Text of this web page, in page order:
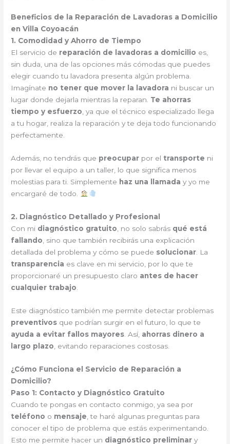
Beneficios de la Reparación de Lavadoras a Domicilio
en Villa Coyoacán
1. Comodidad y Ahorro de Tiempo
El servicio de reparación de lavadoras a domicilio es,
sin duda, una de las opciones más cómodas que puedes
elegir cuando tu lavadora presenta algún problema.
Imagínate no tener que mover la lavadora ni buscar un
lugar donde dejarla mientras la reparan. Te ahorras
tiempo y esfuerzo , ya que el técnico especializado llega
a tu hogar, realiza la reparación y te deja todo funcionando
perfectamente.
Además, no tendrás que preocupar por el transporte ni
por llevar el equipo a un taller, lo que significa menos
molestias para ti. Simplemente haz una llamada y yo me
encargaré de todo.
2. Diagnóstico Detallado y Profesional
Con mi diagnóstico gratuito , no solo sabrás qué está
fallando , sino que también recibirás una explicación
detallada del problema y cómo se puede solucionar . La
transparencia es clave en mi servicio, por lo que te
proporcionaré un presupuesto claro antes de hacer
cualquier trabajo
Este diagnóstico también me permite detectar problemas
preventivos que podrían surgir en el futuro, lo que te
ayuda a evitar fallos mayores . Así, ahorras dinero a
largo plazo , evitando reparaciones costosas.
¿Cómo Funciona el Servicio de Reparación a
Domicilio?
Paso 1: Contacto y Diagnóstico Gratuito
Cuando te pongas en contacto conmigo, ya sea por
teléfono o mensaje , te haré algunas preguntas para
conocer el tipo de problema que estás experimentando.
Esto me permite hacer un diagnóstico preliminar y